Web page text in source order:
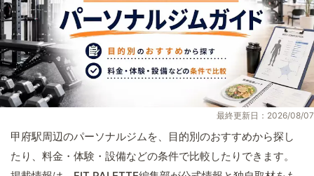
最終更新日：2026/08/07
甲府駅周辺のパーソナルジムを、目的別のおすすめから探し
たり、料金・体験・設備などの条件で比較したりできます。